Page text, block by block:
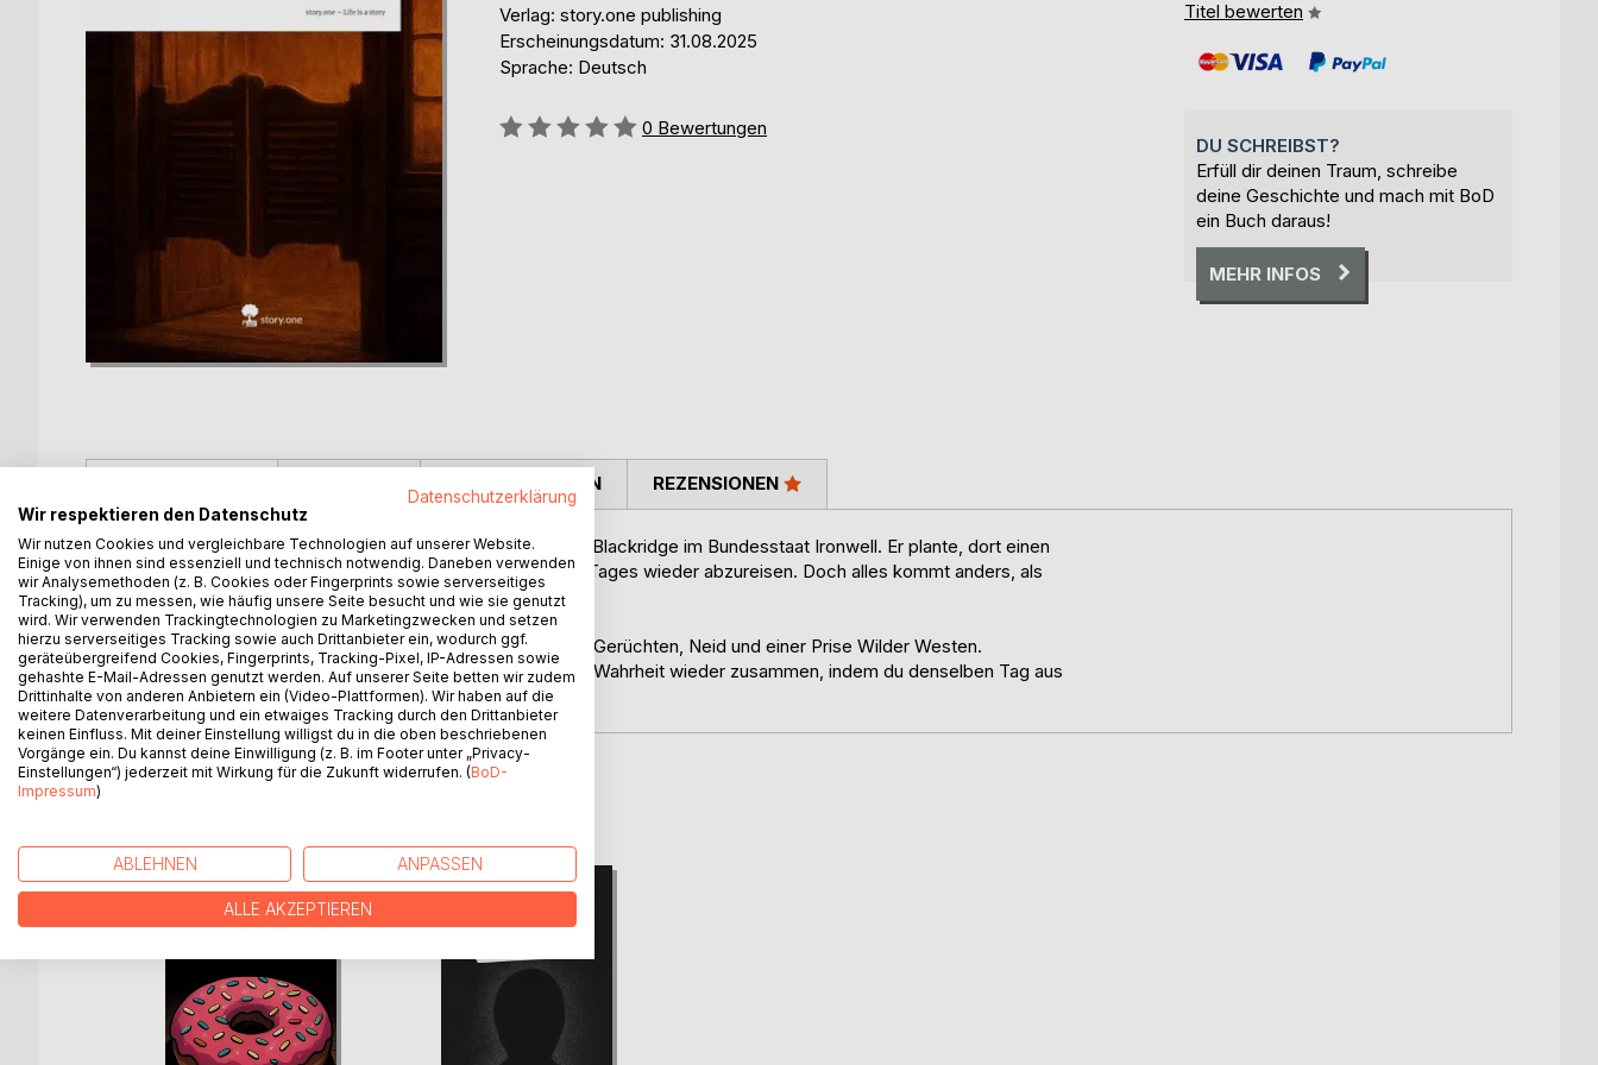
Verlag: story.one publishing
Erscheinungsdatum: 31.08.2025
Sprache: Deutsch
Bewertung::
0 Bewertungen
Titel bewerten
DU SCHREIBST?
Erfüll dir deinen Traum, schreibe
deine Geschichte und mach mit BoD
ein Buch daraus!
MEHR INFOS
James Crowe kam zu Besuch in seiner alten Heimatstadt Blackridge im Bundesstaat Ironwell. Er plante, dort einen
Tag zu verbringen und zum Morgengrauen des nächsten Tages wieder abzureisen. Doch alles kommt anders, als
ihn seine Vergangenheit plötzlich einholt.
Tauche ein in eine Geschichte voll von Vorurteilen, Verrat, Gerüchten, Neid und einer Prise Wilder Westen.
Durchschaue die Lügen, die erzählt werden, und füge die Wahrheit wieder zusammen, indem du denselben Tag aus
verschiedenen Perspektiven erlebst.
PRESSESTIMMEN REZENSIONEN
WEITERE TITEL BEI
Datenschutzerklärung
Wir respektieren den Datenschutz
Wir nutzen Cookies und vergleichbare Technologien auf unserer Website.
Einige von ihnen sind essenziell und technisch notwendig. Daneben verwenden
wir Analysemethoden (z. B. Cookies oder Fingerprints sowie serverseitiges
Tracking), um zu messen, wie häufig unsere Seite besucht und wie sie genutzt
wird. Wir verwenden Trackingtechnologien zu Marketingzwecken und setzen
hierzu serverseitiges Tracking sowie auch Drittanbieter ein, wodurch ggf.
geräteübergreifend Cookies, Fingerprints, Tracking-Pixel, IP-Adressen sowie
gehashte E-Mail-Adressen genutzt werden. Auf unserer Seite betten wir zudem
Drittinhalte von anderen Anbietern ein (Video-Plattformen). Wir haben auf die
weitere Datenverarbeitung und ein etwaiges Tracking durch den Drittanbieter
keinen Einfluss. Mit deiner Einstellung willigst du in die oben beschriebenen
Vorgänge ein. Du kannst deine Einwilligung (z. B. im Footer unter „Privacy-
Einstellungen“) jederzeit mit Wirkung für die Zukunft widerrufen. (BoD-
Impressum)
ABLEHNEN ANPASSEN
ALLE AKZEPTIEREN